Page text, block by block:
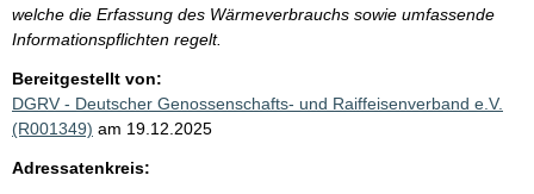
welche die Erfassung des Wärmeverbrauchs sowie umfassende
Informationspflichten regelt.
Bereitgestellt von:
DGRV - Deutscher Genossenschafts- und Raiffeisenverband e.V.
(R001349) am 19.12.2025
Adressatenkreis: